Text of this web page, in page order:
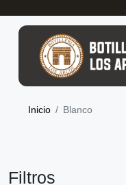
Inicio Blanco
Filtros